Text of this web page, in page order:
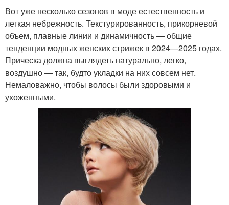
Вот уже несколько сезонов в моде естественность и
легкая небрежность. Текстурированность, прикорневой
объем, плавные линии и динамичность — общие
тенденции модных женских стрижек в 2024—2025 годах.
Прическа должна выглядеть натурально, легко,
воздушно — так, будто укладки на них совсем нет.
Немаловажно, чтобы волосы были здоровыми и
ухоженными.